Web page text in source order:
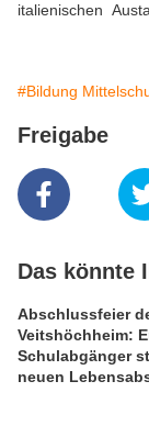
italienischen
#Bildung
Freigabe
Das könnte
Abschlussfeier
Veitshöchheim:
Schulabgänger
neuen